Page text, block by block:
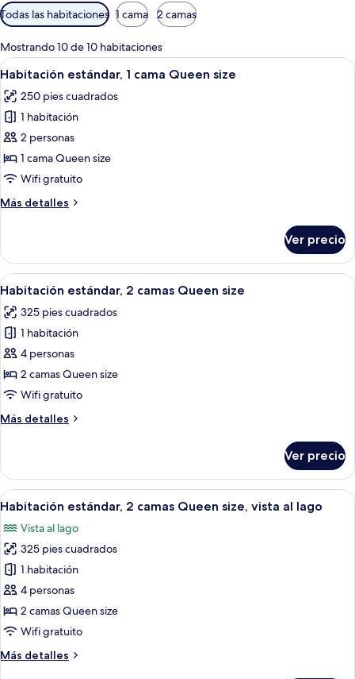
Filtros
disponibles
para
las
habitaciones
Todas las habitaciones 1 cama 2 camas
Mostrando 10 de 10 habitaciones
Abrir
todas
las
fotos
de
Habitación
estándar,
cama
Habitación de hotel con una cama
4
Habitación estándar, 1 cama Queen size
250 pies cuadrados
1 habitación
2 personas
1 cama Queen size
Wifi gratuito
Más detalles
Más
estándar,
cama
size
Ver precio
Abrir
todas
las
fotos
de
Habitación
estándar,
camas
Una habitación de hotel con dos
4
Habitación estándar, 2 camas Queen size
325 pies cuadrados
1 habitación
4 personas
2 camas Queen size
Wifi gratuito
Más detalles
Más
estándar,
camas
size
Ver precio
Abrir
todas
las
fotos
de
Habitación
estándar,
2
Queen
Habitación de hotel con dos camas,
6
Habitación estándar, 2 camas Queen size, vista al lago
Vista al lago
325 pies cuadrados
1 habitación
4 personas
2 camas Queen size
Wifi gratuito
Más detalles
Más